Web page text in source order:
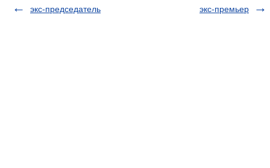
экс-председатель экс-премьер